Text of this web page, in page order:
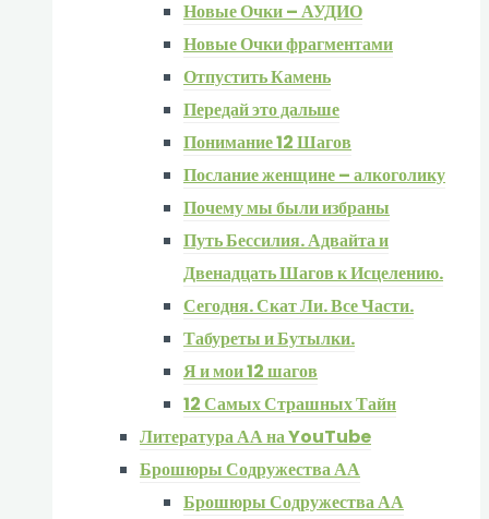
Новые Очки – АУДИО
Новые Очки фрагментами
Отпустить Камень
Передай это дальше
Понимание 12 Шагов
Послание женщине – алкоголику
Почему мы были избраны
Путь Бессилия. Адвайта и
Двенадцать Шагов к Исцелению.
Сегодня. Скат Ли. Все Части.
Табуреты и Бутылки.
Я и мои 12 шагов
12 Самых Страшных Тайн
Литература АА на YouTube
Брошюры Содружества АА
Брошюры Содружества АА